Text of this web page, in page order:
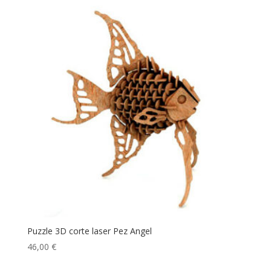
Puzzle 3D corte laser Pez Angel
46,00 €